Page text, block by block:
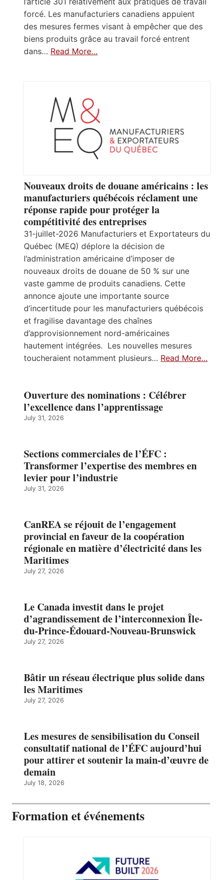
forcé. Les manufacturiers canadiens appuient
des mesures fermes visant à empêcher que des
biens produits grâce au travail forcé entrent
dans… Read More…
Nouveaux droits de douane américains : les
manufacturiers québécois réclament une
réponse rapide pour protéger la
compétitivité des entreprises
31-juillet-2026 Manufacturiers et Exportateurs du
Québec (MEQ) déplore la décision de
l’administration américaine d’imposer de
nouveaux droits de douane de 50 % sur une
vaste gamme de produits canadiens. Cette
annonce ajoute une importante source
d’incertitude pour les manufacturiers québécois
et fragilise davantage des chaînes
d’approvisionnement nord-américaines
hautement intégrées. Les nouvelles mesures
toucheraient notamment plusieurs… Read More…
Ouverture des nominations : Célébrer
l’excellence dans l’apprentissage
July 31, 2026
Sections commerciales de l’ÉFC :
Transformer l’expertise des membres en
levier pour l’industrie
July 31, 2026
CanREA se réjouit de l’engagement
provincial en faveur de la coopération
régionale en matière d’électricité dans les
Maritimes
July 27, 2026
Le Canada investit dans le projet
d’agrandissement de l’interconnexion Île-
du-Prince-Édouard-Nouveau-Brunswick
July 27, 2026
Bâtir un réseau électrique plus solide dans
les Maritimes
July 27, 2026
Les mesures de sensibilisation du Conseil
consultatif national de l’ÉFC aujourd’hui
pour attirer et soutenir la main-d’œuvre de
demain
July 18, 2026
Formation et événements